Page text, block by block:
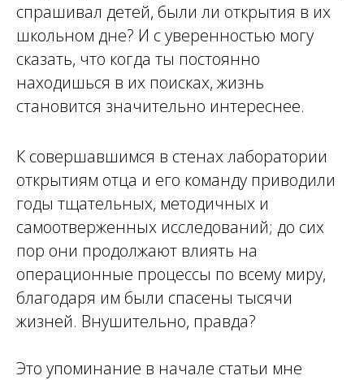
спрашивал детей, были ли открытия в их
школьном дне? И с уверенностью могу
сказать, что когда ты постоянно
находишься в их поисках, жизнь
становится значительно интереснее.
К совершавшимся в стенах лаборатории
открытиям отца и его команду приводили
годы тщательных, методичных и
самоотверженных исследований; до сих
пор они продолжают влиять на
операционные процессы по всему миру,
благодаря им были спасены тысячи
жизней. Внушительно, правда?
Это упоминание в начале статьи мне